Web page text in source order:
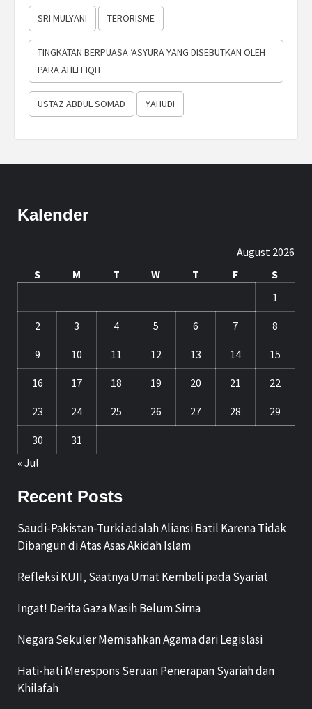
SRI MULYANI TERORISME
TINGKATAN BERPUASA ‘ASYURA YANG DISEBUTKAN OLEH
PARA AHLI FIQH
USTAZ ABDUL SOMAD YAHUDI
Kalender
August 2026
S
M T W T F
S
1
2 3 4 5 6 7 8
9 10 11 12 13 14 15
16 17 18 19 20 21 22
23 24 25 26 27 28 29
30
31
« Jul
Recent Posts
Saudi-Pakistan-Turki adalah Aliansi Batil Karena Tidak
Dibangun di Atas Asas Akidah Islam
Refleksi KUII, Saatnya Umat Kembali pada Syariat
Ingat! Derita Gaza Masih Belum Sirna
Negara Sekuler Memisahkan Agama dari Legislasi
Hati-hati Merespons Seruan Penerapan Syariah dan
Khilafah